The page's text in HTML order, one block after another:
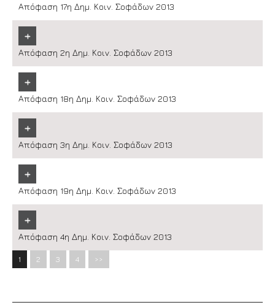
Απόφαση 17η Δημ. Κοιν. Σοφάδων 2013
+
Απόφαση 2η Δημ. Κοιν. Σοφάδων 2013
+
Απόφαση 18η Δημ. Κοιν. Σοφάδων 2013
+
Απόφαση 3η Δημ. Κοιν. Σοφάδων 2013
+
Απόφαση 19η Δημ. Κοιν. Σοφάδων 2013
+
Απόφαση 4η Δημ. Κοιν. Σοφάδων 2013
1 2 3 4 >>